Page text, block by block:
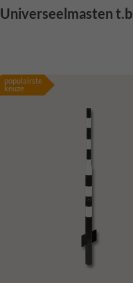
Universeelmasten
populairste
keuze